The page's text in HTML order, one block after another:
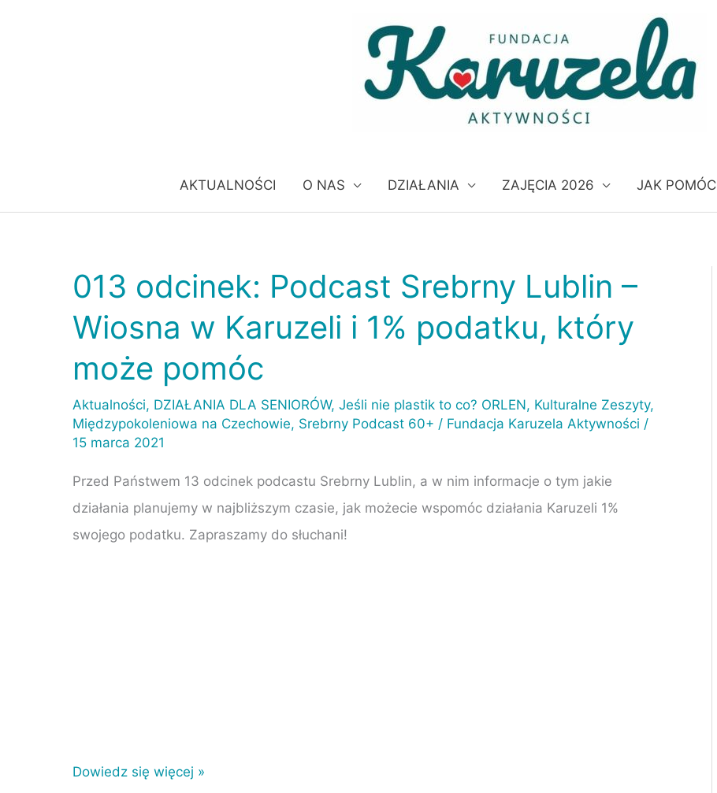
AKTUALNOŚCI O NAS DZIAŁANIA ZAJĘCIA 2026 JAK POMÓC
013 odcinek: Podcast Srebrny Lublin –
Wiosna w Karuzeli i 1% podatku, który
może pomóc
Aktualności, DZIAŁANIA DLA SENIORÓW, Jeśli nie plastik to co? ORLEN, Kulturalne Zeszyty,
Międzypokoleniowa na Czechowie, Srebrny Podcast 60+ / Fundacja Karuzela Aktywności /
15 marca 2021
Przed Państwem 13 odcinek podcastu Srebrny Lublin, a w nim informacje o tym jakie
działania planujemy w najbliższym czasie, jak możecie wspomóc działania Karuzeli 1%
swojego podatku. Zapraszamy do słuchani!
013
Podcast
Srebrny
–
Wiosna
Dowiedz się więcej »